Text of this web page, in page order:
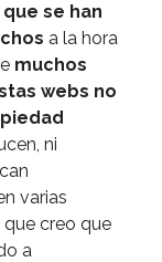
se han
a la hora
muchos
webs no
ni
varias
creo que
a